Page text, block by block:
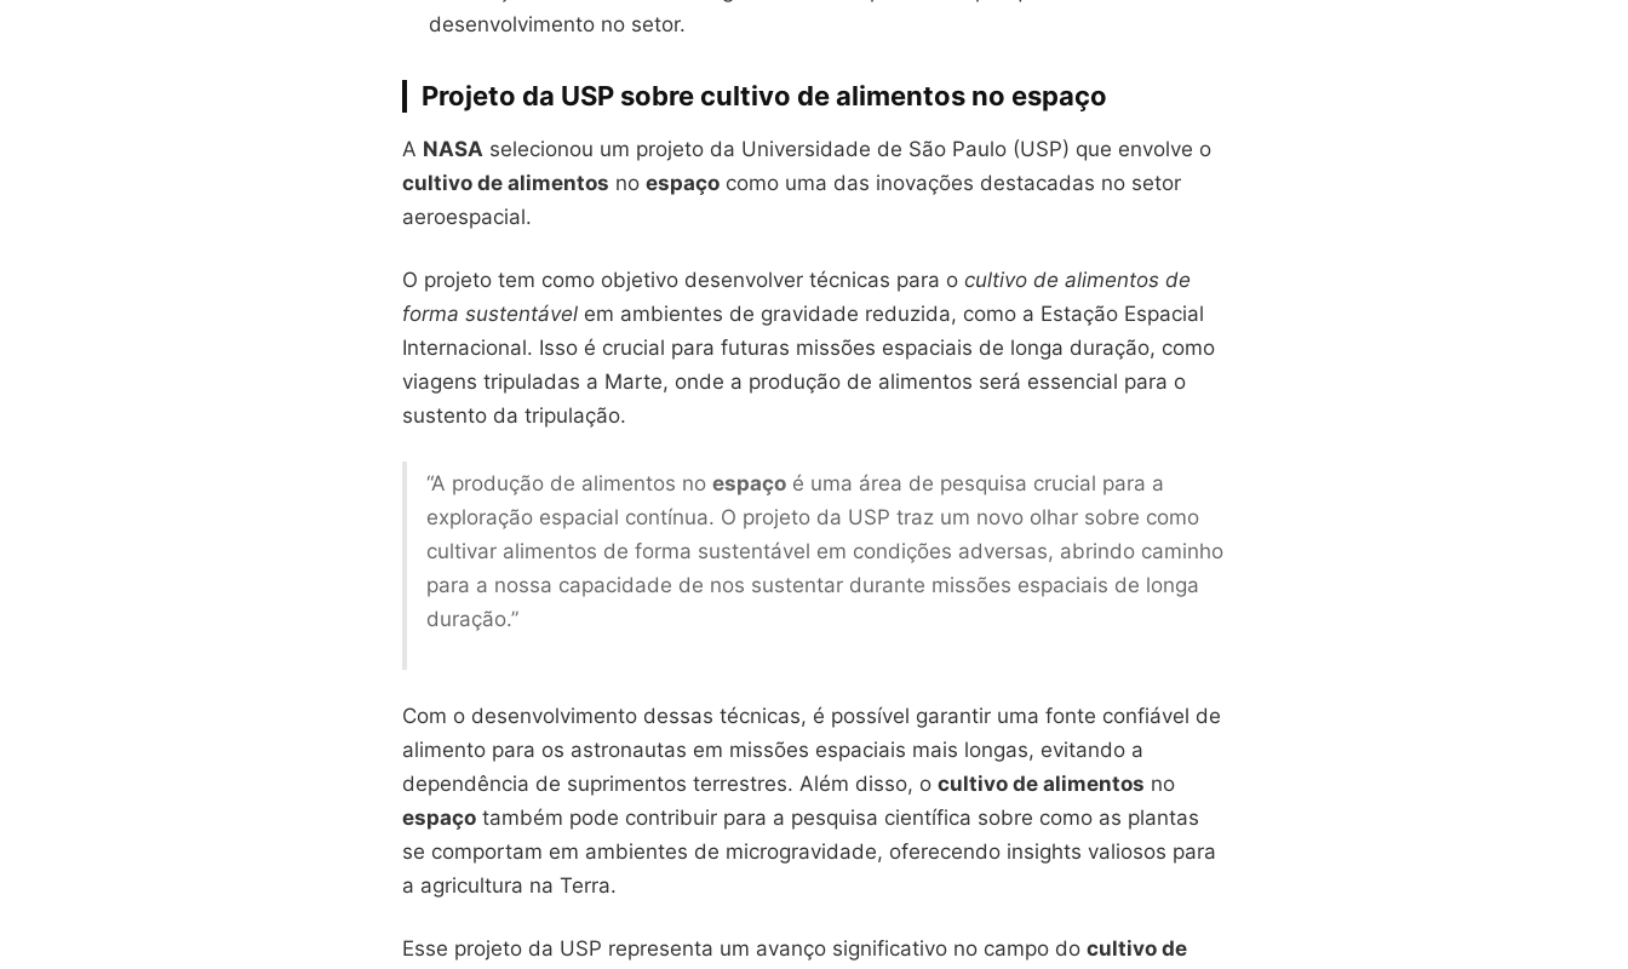
desenvolvimento no setor.
Projeto da USP sobre cultivo de alimentos no espaço
A NASA selecionou um projeto da Universidade de São Paulo (USP) que envolve o
cultivo de alimentos no espaço como uma das inovações destacadas no setor
aeroespacial.
O projeto tem como objetivo desenvolver técnicas para o cultivo de alimentos de
forma sustentável em ambientes de gravidade reduzida, como a Estação Espacial
Internacional. Isso é crucial para futuras missões espaciais de longa duração, como
viagens tripuladas a Marte, onde a produção de alimentos será essencial para o
sustento da tripulação.
“A produção de alimentos no espaço é uma área de pesquisa crucial para a
exploração espacial contínua. O projeto da USP traz um novo olhar sobre como
cultivar alimentos de forma sustentável em condições adversas, abrindo caminho
para a nossa capacidade de nos sustentar durante missões espaciais de longa
duração.”
Com o desenvolvimento dessas técnicas, é possível garantir uma fonte confiável de
alimento para os astronautas em missões espaciais mais longas, evitando a
dependência de suprimentos terrestres. Além disso, o cultivo de alimentos no
espaço também pode contribuir para a pesquisa científica sobre como as plantas
se comportam em ambientes de microgravidade, oferecendo insights valiosos para
a agricultura na Terra.
Esse projeto da USP representa um avanço significativo no campo do cultivo de